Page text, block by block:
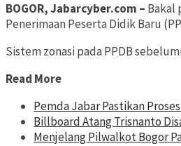
BOGOR, Jabarcyber.com – Bakal
Penerimaan Peserta Didik Baru
Sistem zonasi pada PPDB
Read More
Pemda Jabar Pastikan
Billboard Atang Trisnanto
Menjelang Pilwalkot Bogor